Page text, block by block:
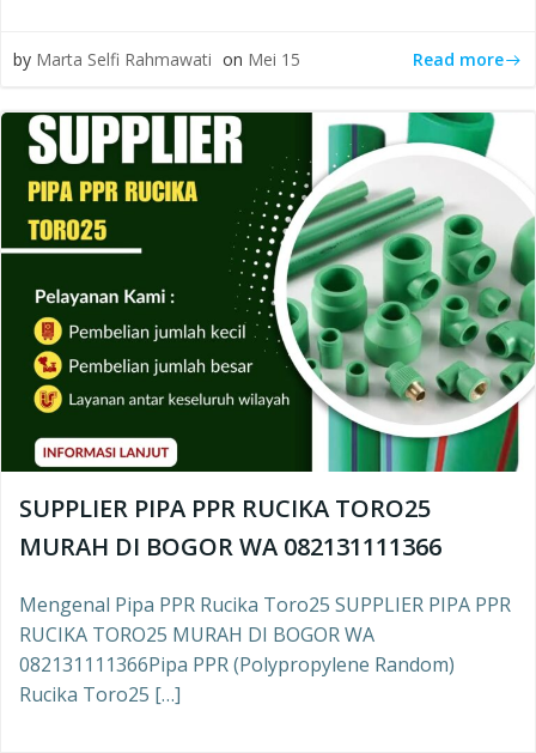
by Marta Selfi Rahmawati on Mei 15 Read more
SUPPLIER PIPA PPR RUCIKA TORO25
MURAH DI BOGOR WA 082131111366
Mengenal Pipa PPR Rucika Toro25 SUPPLIER PIPA PPR
RUCIKA TORO25 MURAH DI BOGOR WA
082131111366Pipa PPR (Polypropylene Random)
Rucika Toro25 […]